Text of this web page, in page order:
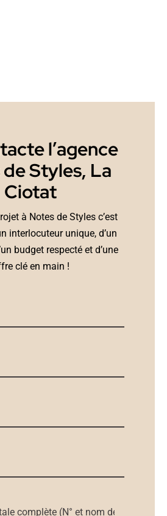
l’agence
Styles, La
Ciotat
à Notes de Styles c’est
interlocuteur unique, d’un
budget respecté et d’une
clé en main !